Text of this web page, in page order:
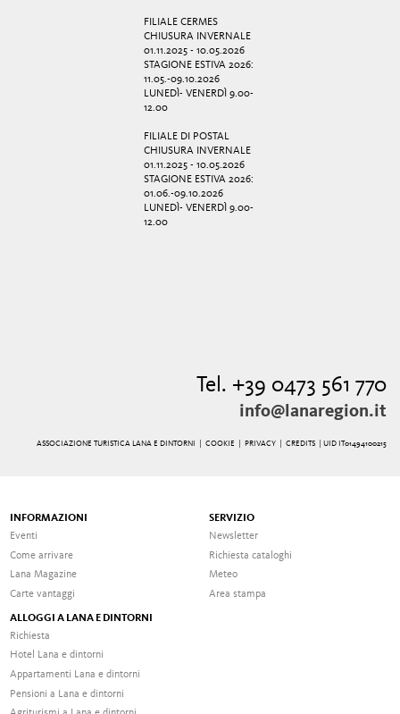
FILIALE CERMES
CHIUSURA INVERNALE
01.11.2025 - 10.05.2026
STAGIONE ESTIVA 2026:
11.05.-09.10.2026
LUNEDÌ- VENERDÌ 9.00-
12.00
FILIALE DI POSTAL
CHIUSURA INVERNALE
01.11.2025 - 10.05.2026
STAGIONE ESTIVA 2026:
01.06.-09.10.2026
LUNEDÌ- VENERDÌ 9.00-
12.00
Tel. +39 0473 561 770
info@lanaregion.it
ASSOCIAZIONE TURISTICA LANA E DINTORNI | COOKIE PRIVACY| CREDITS | UID IT01494100215
INFORMAZIONI
Eventi
Come arrivare
Lana Magazine
Carte vantaggi
SERVIZIO
Newsletter
Richiesta cataloghi
Meteo
Area stampa
ALLOGGI A LANA E DINTORNI
Richiesta
Hotel Lana e dintorni
Appartamenti Lana e dintorni
Pensioni a Lana e dintorni